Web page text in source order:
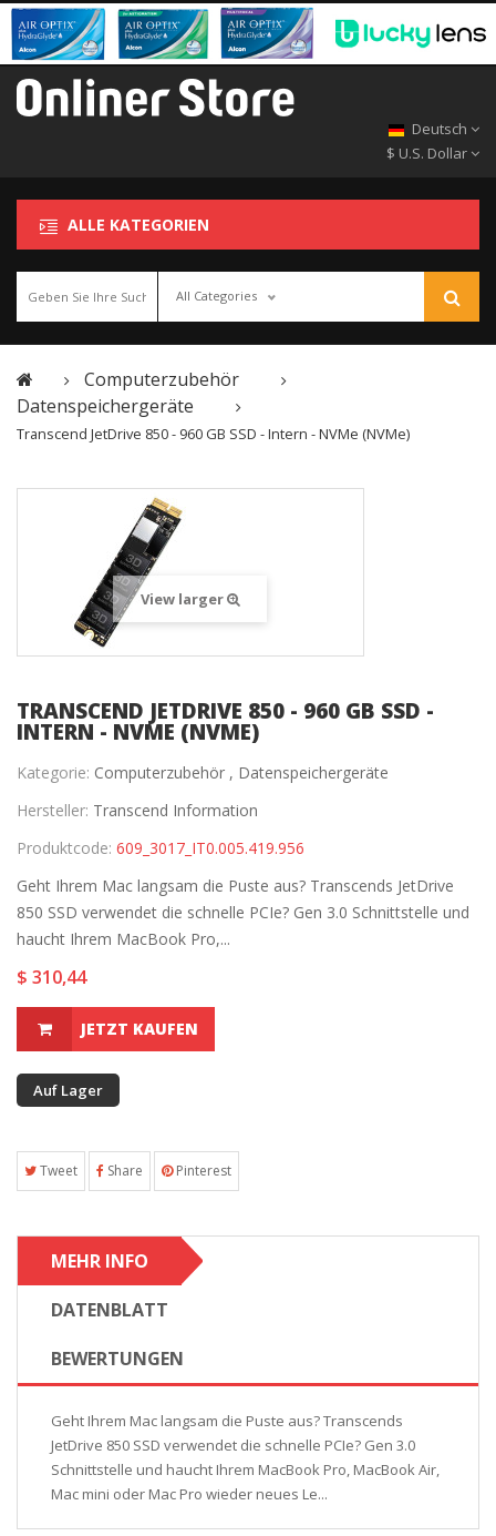
Deutsch
$ U.S. Dollar
ALLE KATEGORIEN
All Categories
Computerzubehör
Datenspeichergeräte
Transcend JetDrive 850 - 960 GB SSD - Intern - NVMe (NVMe)
View larger
TRANSCEND JETDRIVE 850 - 960 GB SSD -
INTERN - NVME (NVME)
Kategorie: Computerzubehör , Datenspeichergeräte
Hersteller: Transcend Information
Produktcode: 609_3017_IT0.005.419.956
Geht Ihrem Mac langsam die Puste aus? Transcends JetDrive
850 SSD verwendet die schnelle PCIe? Gen 3.0 Schnittstelle und
haucht Ihrem MacBook Pro,...
$ 310,44
JETZT KAUFEN
Auf Lager
Tweet Share Pinterest
MEHR INFO
DATENBLATT
BEWERTUNGEN
Geht Ihrem Mac langsam die Puste aus? Transcends
JetDrive 850 SSD verwendet die schnelle PCIe? Gen 3.0
Schnittstelle und haucht Ihrem MacBook Pro, MacBook Air,
Mac mini oder Mac Pro wieder neues Le...